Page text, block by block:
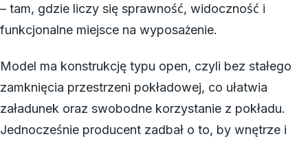
– tam, gdzie liczy się sprawność, widoczność i
funkcjonalne miejsce na wyposażenie.
Model ma konstrukcję typu open, czyli bez stałego
zamknięcia przestrzeni pokładowej, co ułatwia
załadunek oraz swobodne korzystanie z pokładu.
Jednocześnie producent zadbał o to, by wnętrze i